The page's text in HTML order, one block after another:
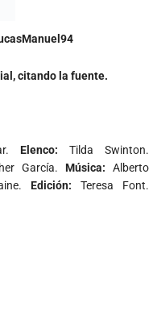
citando la fuente.
Elenco: Tilda Swinton.
García. Música: Alberto
Edición: Teresa Font.